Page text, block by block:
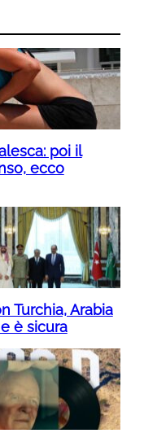
poi il
ecco
Turchia, Arabia
è sicura